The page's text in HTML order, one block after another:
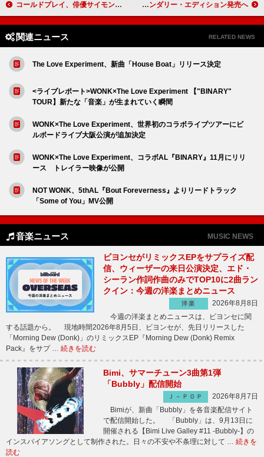
コールドプレイ、俳優サイモン・ペッグと「A Sky Full Of Stars」披露 ボン・ジョヴィ、最新AL『フォーエヴァー』全曲にゲスト参加のレジェンダリー・エディション発売へ
関連ニュース RELATED NEWS
The Love Experiment、新曲「House Boat」リリース決定
<ライブレポート>WONK×The Love Experiment 【"BINARY"
TOUR】新たな「音楽」が生まれていく瞬間
WONK×The Love Experiment、世界初のコラボライブツアーにビ
ルボードライブ大阪公演が追加決定
WONK×The Love Experiment、コラボAL『BINARY』11月にリリ
ース トレイラー映像が公開
NOT WONK、5thAL『Bout Foreverness』よりリードトラック
「Some of You」MV公開
音楽ニュース MUSIC NEWS
ビヨンセがリミックスEPをサプライズ配
信、ウィーザーの来日公演決定、エド・
シーラン作詞作曲のみでTOP10に2曲ラン
クイン：今週の洋楽まとめニュース
洋楽
2026年8月8日
今週の洋楽まとめニュースは、ビヨンセに関
する話題から。 現地時間2026年8月5日、ビヨンセが、先日リリースした
「Morning Dew (Donk)」のリミックスEP『Morning Dew (Donk) Remix
Pack』をサプ … 続きを読む
Bimi、サマーチューン3曲第1弾
「Bubbly」配信開始
Ｊ－ＰＯＰ
2026年8月7日
Bimiが、新曲「Bubbly」を各音楽配信サイト
で配信開始した。 「Bubbly」は、9月13日に
開催される【Bimi Live Galley #11 -Bubbly-】の
インスパイアソングとして制作された。日々の不安や不条理に対して … 続きを
読む